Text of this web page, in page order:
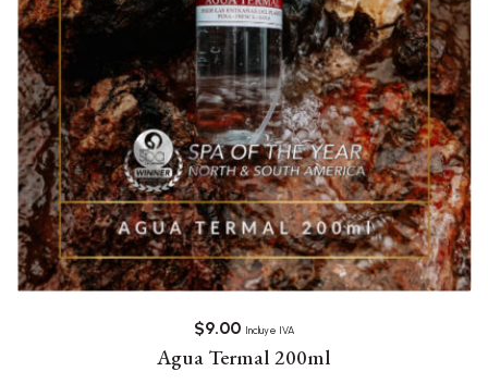
$9.00 Incluye IVA
Agua Termal 200ml